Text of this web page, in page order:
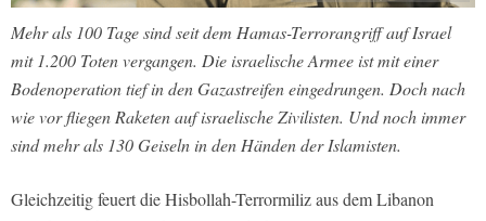
Mehr als 100 Tage sind seit dem Hamas-Terrorangriff auf Israel
mit 1.200 Toten vergangen. Die israelische Armee ist mit einer
Bodenoperation tief in den Gazastreifen eingedrungen. Doch nach
wie vor fliegen Raketen auf israelische Zivilisten. Und noch immer
sind mehr als 130 Geiseln in den Händen der Islamisten.
Gleichzeitig feuert die Hisbollah-Terrormiliz aus dem Libanon